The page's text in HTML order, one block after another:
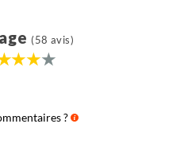
que chaque
décomposition du prix de
de tous les voyages de
(58 avis)
?